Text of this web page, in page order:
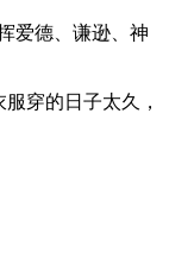
爱德、谦逊、神
穿的日子太久，